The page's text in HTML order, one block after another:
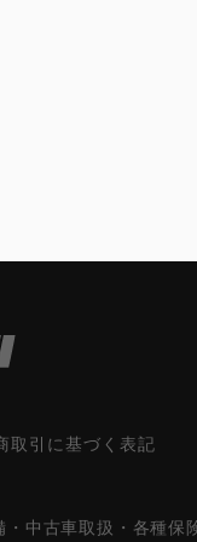
取引に基づく表記
中古車取扱・各種保